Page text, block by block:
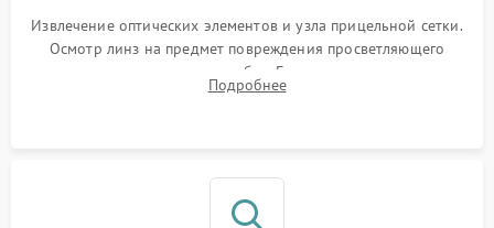
Извлечение оптических элементов и узла прицельной сетки.
Осмотр линз на предмет повреждения просветляющего
покрытия или появления грибка. Бережная очистка стекол
спецрастворами. Проверка целостности гравированной
Подробнее